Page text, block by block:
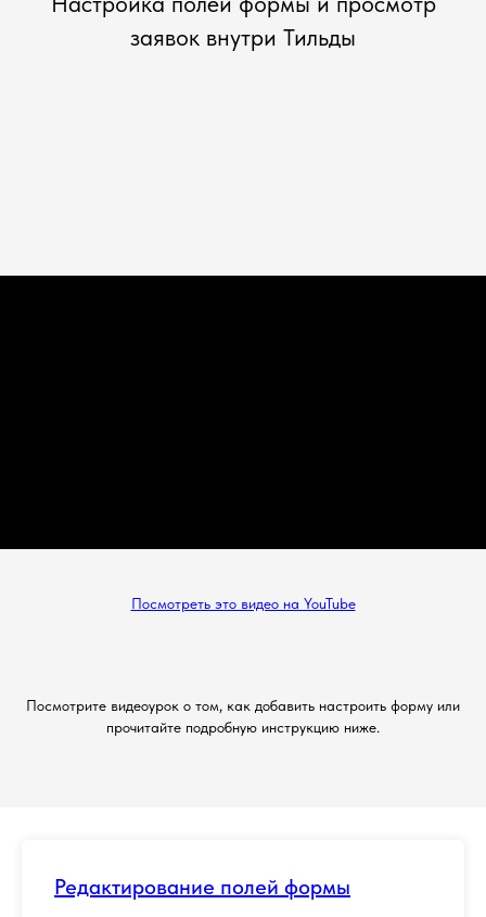
заявок внутри Тильды
Посмотреть это видео на YouTube
Посмотрите видеоурок о том, как добавить настроить форму или
прочитайте подробную инструкцию ниже.
Редактирование полей формы